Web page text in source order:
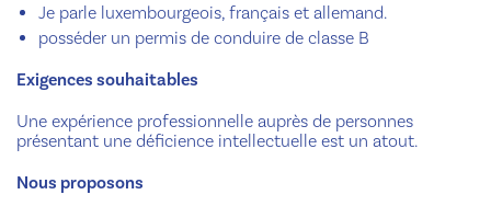
Je parle luxembourgeois, français et allemand.
posséder un permis de conduire de classe B
Exigences souhaitables
Une expérience professionnelle auprès de personnes
présentant une déficience intellectuelle est un atout.
Nous proposons